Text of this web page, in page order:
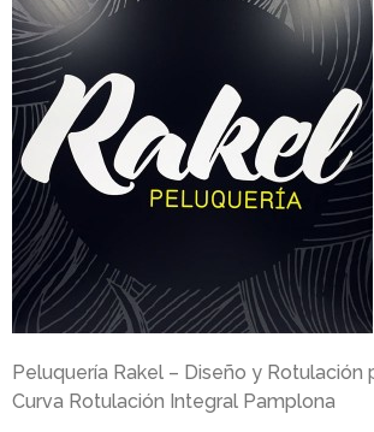
Peluquería Rakel – Diseño y Rotulación
Curva Rotulación Integral Pamplona